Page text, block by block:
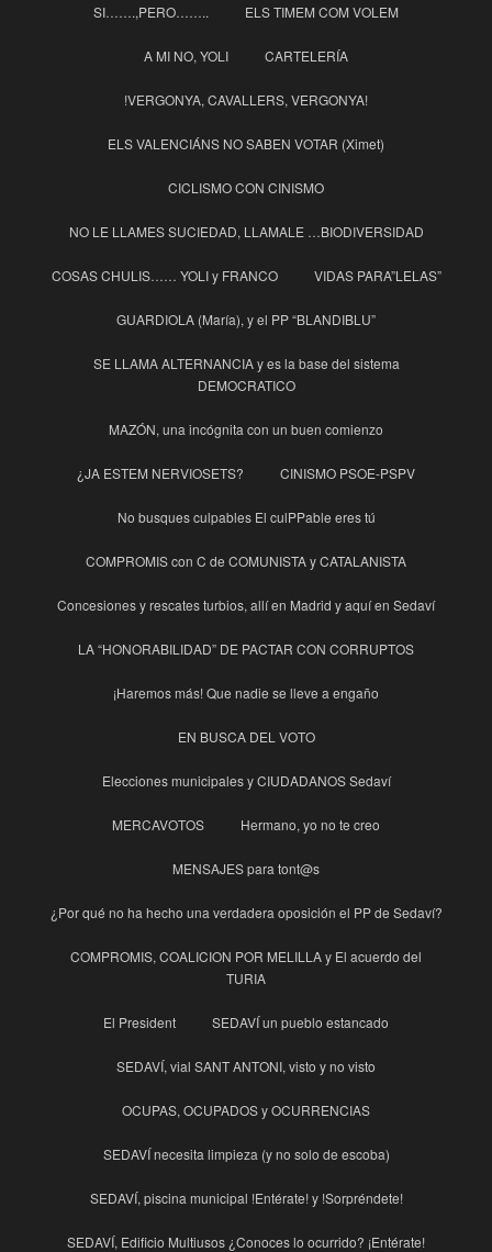
SI…….,PERO…….. ELS TIMEM COM VOLEM
A MI NO, YOLI CARTELERÍA
!VERGONYA, CAVALLERS, VERGONYA!
ELS VALENCIÁNS NO SABEN VOTAR (Ximet)
CICLISMO CON CINISMO
NO LE LLAMES SUCIEDAD, LLAMALE …BIODIVERSIDAD
COSAS CHULIS…… YOLI y FRANCO VIDAS PARA”LELAS”
GUARDIOLA (María), y el PP “BLANDIBLU”
SE LLAMA ALTERNANCIA y es la base del sistema
DEMOCRATICO
MAZÓN, una incógnita con un buen comienzo
¿JA ESTEM NERVIOSETS? CINISMO PSOE-PSPV
No busques culpables El culPPable eres tú
COMPROMIS con C de COMUNISTA y CATALANISTA
Concesiones y rescates turbios, allí en Madrid y aquí en Sedaví
LA “HONORABILIDAD” DE PACTAR CON CORRUPTOS
¡Haremos más! Que nadie se lleve a engaño
EN BUSCA DEL VOTO
Elecciones municipales y CIUDADANOS Sedaví
MERCAVOTOS Hermano, yo no te creo
MENSAJES para tont@s
¿Por qué no ha hecho una verdadera oposición el PP de Sedaví?
COMPROMIS, COALICION POR MELILLA y El acuerdo del
TURIA
El President SEDAVÍ un pueblo estancado
SEDAVÍ, vial SANT ANTONI, visto y no visto
OCUPAS, OCUPADOS y OCURRENCIAS
SEDAVÍ necesita limpieza (y no solo de escoba)
SEDAVÍ, piscina municipal !Entérate! y !Sorpréndete!
SEDAVÍ, Edificio Multiusos ¿Conoces lo ocurrido? ¡Entérate!